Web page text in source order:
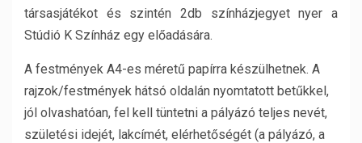
társasjátékot és szintén 2db színházjegyet nyer a
Stúdió K Színház egy előadására.
A festmények A4-es méretű papírra készülhetnek. A
rajzok/festmények hátsó oldalán nyomtatott betűkkel,
jól olvashatóan, fel kell tüntetni a pályázó teljes nevét,
születési idejét, lakcímét, elérhetőségét (a pályázó, a